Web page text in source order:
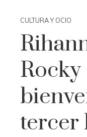
CULTURA Y OCIO
tercer